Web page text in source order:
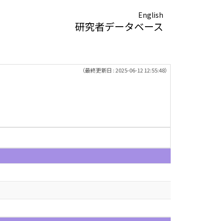
English
研究者データベース
（最終更新日 : 2025-06-12 12:55:48）